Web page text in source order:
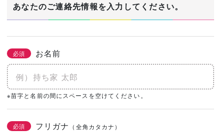
あなたのご連絡先情報を入力してください。
必須 お名前
※苗字と名前の間にスペースを空けてください。
必須 フリガナ （全角カタカナ）